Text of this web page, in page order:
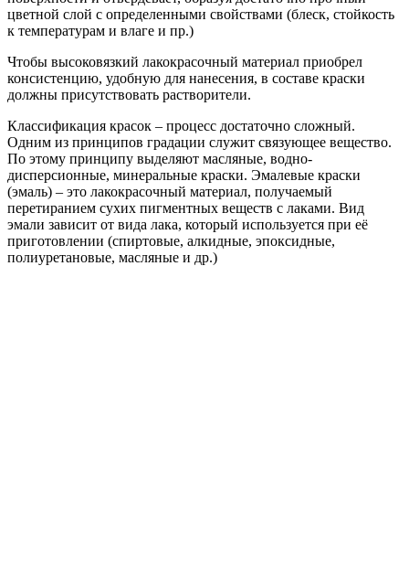
цветной слой с определенными свойствами (блеск, стойкость
к температурам и влаге и пр.)
Чтобы высоковязкий лакокрасочный материал приобрел
консистенцию, удобную для нанесения, в составе краски
должны присутствовать растворители.
Классификация красок – процесс достаточно сложный.
Одним из принципов градации служит связующее вещество.
По этому принципу выделяют масляные, водно-
дисперсионные, минеральные краски. Эмалевые краски
(эмаль) – это лакокрасочный материал, получаемый
перетиранием сухих пигментных веществ с лаками. Вид
эмали зависит от вида лака, который используется при её
приготовлении (спиртовые, алкидные, эпоксидные,
полиуретановые, масляные и др.)